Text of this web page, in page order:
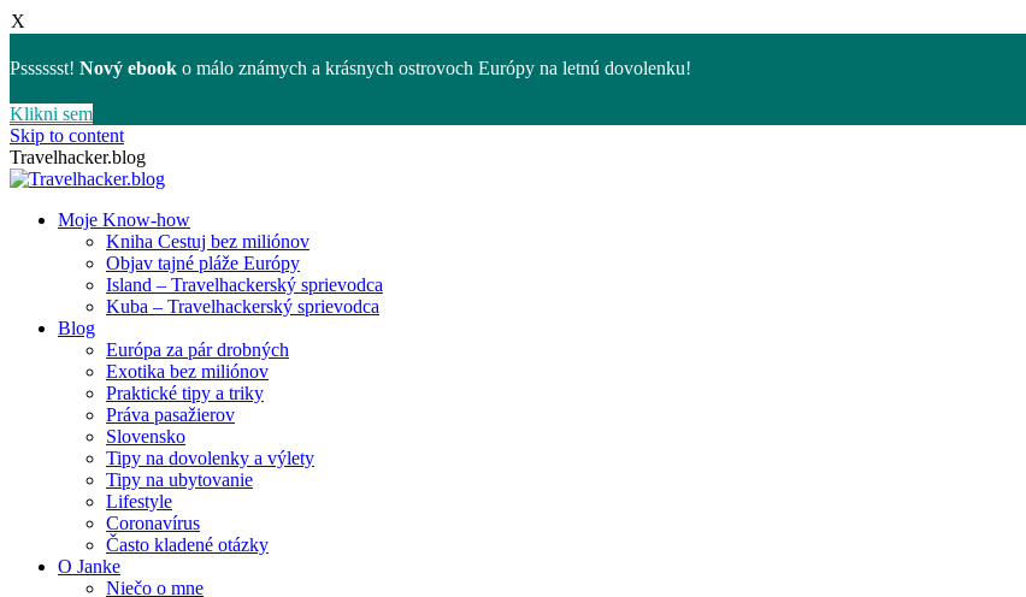
X
Psssssst! Nový ebook o málo známych a krásnych ostrovoch Európy na letnú dovolenku!
Klikni sem
Skip to content
Travelhacker.blog
Moje Know-how
Kniha Cestuj bez miliónov
Objav tajné pláže Európy
Island – Travelhackerský sprievodca
Kuba – Travelhackerský sprievodca
Blog
Európa za pár drobných
Exotika bez miliónov
Praktické tipy a triky
Práva pasažierov
Slovensko
Tipy na dovolenky a výlety
Tipy na ubytovanie
Lifestyle
Coronavírus
Často kladené otázky
O Janke
Niečo o mne